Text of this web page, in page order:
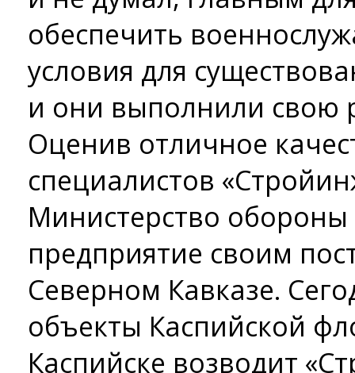
обеспечить
условия для
и они выполнили свою
Оценив отличное
специалистов
Министерство
предприятие своим
Северном Кавказе.
объекты Каспийской
Каспийске возводит